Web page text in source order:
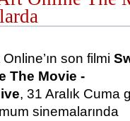
son filmi
The Movie -
, 31 Aralık Cuma
sinemalarında